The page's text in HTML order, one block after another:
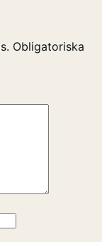
Obligatoriska